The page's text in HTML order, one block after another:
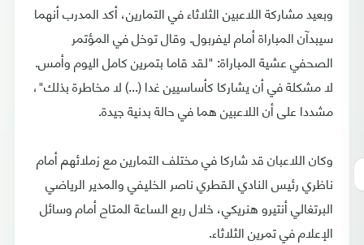
وبعيد مشاركة اللاعبين الثلاثاء في التمارين، أكد المدرب أنهما
سيبدآن المباراة أمام ليفربول. وقال توخل في المؤتمر
الصحفي عشية المباراة: "لقد قاما بتمرين كامل اليوم وأمس.
لا مشكلة في أن يشاركا كأساسيين غدا (...) لا مخاطرة بذلك"،
مشددا على أن اللاعبين هما في حالة بدنية جيدة.
وكان اللاعبان قد شاركا في مختلف التمارين مع زملائهم أمام
ناظري رئيس النادي القطري ناصر الخليفي والمدير الرياضي
البرتغالي أنتيرو هنريكي، خلال ربع الساعة المتاح أمام وسائل
الإعلام في تمرين الثلاثاء.